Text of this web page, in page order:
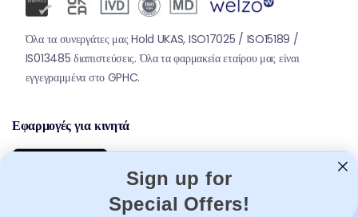
Όλα τα συνεργάτες μας Hold UKAS, ISO17025 / ISO15189 /
IS013485 διαπιστεύσεις. Όλα τα φαρμακεία εταίρου μας είναι
εγγεγραμμένα στο GPHC.
Εφαρμογές για κινητά
Sign up for
Special Offers!